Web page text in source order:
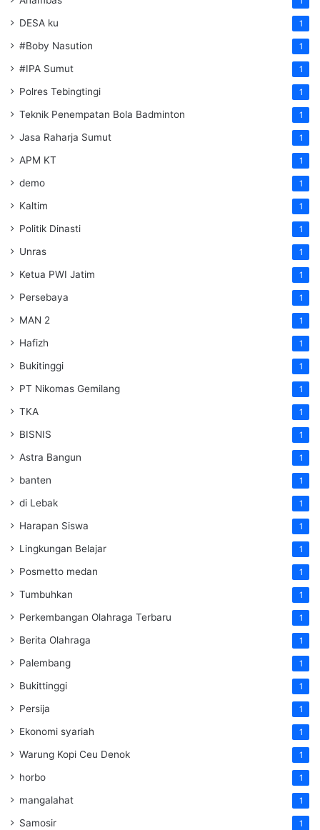
DESA ku 1
#Boby Nasution 1
#IPA Sumut 1
Polres Tebingtingi 1
Teknik Penempatan Bola Badminton 1
Jasa Raharja Sumut 1
APM KT 1
demo 1
Kaltim 1
Politik Dinasti 1
Unras 1
Ketua PWI Jatim 1
Persebaya 1
MAN 2 1
Hafizh 1
Bukitinggi 1
PT Nikomas Gemilang 1
TKA 1
BISNIS 1
Astra Bangun 1
banten 1
di Lebak 1
Harapan Siswa 1
Lingkungan Belajar 1
Posmetto medan 1
Tumbuhkan 1
Perkembangan Olahraga Terbaru 1
Berita Olahraga 1
Palembang 1
Bukittinggi 1
Persija 1
Ekonomi syariah 1
Warung Kopi Ceu Denok 1
horbo 1
mangalahat 1
Samosir 1